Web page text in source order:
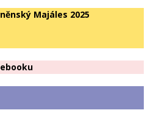
Majáles 2025